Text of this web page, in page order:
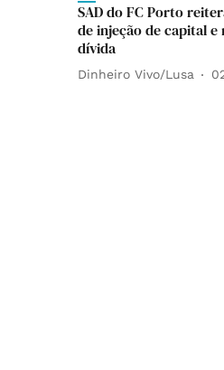
SAD do FC Porto
de injeção de capital e
dívida
Dinheiro Vivo/Lusa